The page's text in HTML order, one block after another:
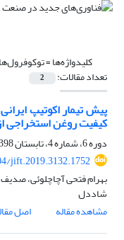
کلیدواژه‌ها =توکوفرول‌ها
تعداد مقالات: 2
پیش تیمار اکوتیپ ایرانی
کیفیت روغن استخراجی
دوره 6، شماره 4، تابستان 1398، صفحه
jift.2019.3132.1752
بهرام فتحی آچاچلوئی،
شاددل
مشاهده مقاله
اصل